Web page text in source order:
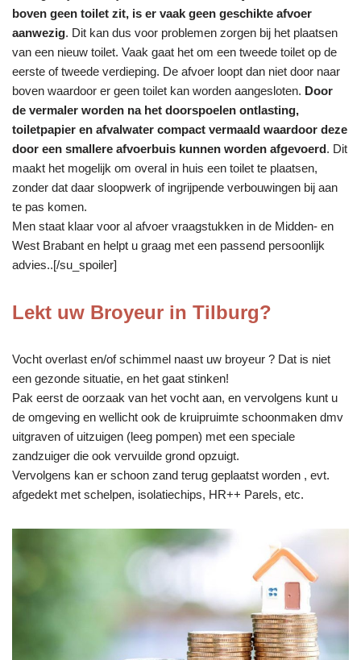
boven geen toilet zit, is er vaak geen geschikte afvoer
aanwezig. Dit kan dus voor problemen zorgen bij het plaatsen
van een nieuw toilet. Vaak gaat het om een tweede toilet op de
eerste of tweede verdieping. De afvoer loopt dan niet door naar
boven waardoor er geen toilet kan worden aangesloten. Door
de vermaler worden na het doorspoelen ontlasting,
toiletpapier en afvalwater compact vermaald waardoor deze
door een smallere afvoerbuis kunnen worden afgevoerd. Dit
maakt het mogelijk om overal in huis een toilet te plaatsen,
zonder dat daar sloopwerk of ingrijpende verbouwingen bij aan
te pas komen.
Men staat klaar voor al afvoer vraagstukken in de Midden- en
West Brabant en helpt u graag met een passend persoonlijk
advies..[/su_spoiler]
Lekt uw Broyeur in Tilburg?
Vocht overlast en/of schimmel naast uw broyeur ? Dat is niet
een gezonde situatie, en het gaat stinken!
Pak eerst de oorzaak van het vocht aan, en vervolgens kunt u
de omgeving en wellicht ook de kruipruimte schoonmaken dmv
uitgraven of uitzuigen (leeg pompen) met een speciale
zandzuiger die ook vervuilde grond opzuigt.
Vervolgens kan er schoon zand terug geplaatst worden , evt.
afgedekt met schelpen, isolatiechips, HR++ Parels, etc.